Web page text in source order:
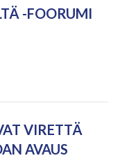
-FOORUMI
VIRETTÄ
AVAUS